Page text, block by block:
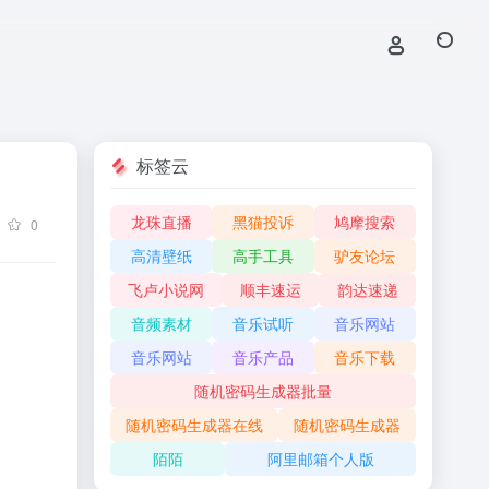
0
标签云
龙珠直播 黑猫投诉
鸠摩搜索
高清壁纸
高手工具
驴友论坛
飞卢小说网
顺丰速运
韵达速递
音频素材
音乐试听
音乐网站
音乐网站
音乐产品
音乐下载
随机密码生成器批量
随机密码生成器在线
随机密码生成器
陌陌
阿里邮箱个人版